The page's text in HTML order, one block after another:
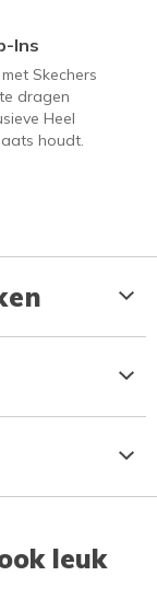
Ins
Skechers
dragen
Heel
houdt.
leuk